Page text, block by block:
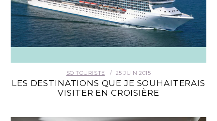
SO TOURISTE 25 JUIN 2015
LES DESTINATIONS QUE JE SOUHAITERAIS
VISITER EN CROISIÈRE